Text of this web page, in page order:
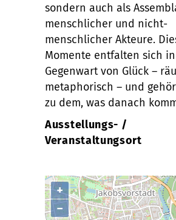
sondern auch als
menschlicher und nicht-
menschlicher Akteure.
Momente entfalten sich
Gegenwart von Glück –
metaphorisch – und
zu dem, was danach
Ausstellungs- /
Veranstaltungsort
+
−